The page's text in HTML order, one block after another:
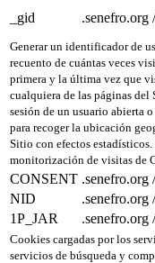
_gid
.senefro.org /
Generar un identificador de
recuento de cuántas veces
primera y la última vez que
cualquiera de las páginas del
sesión de un usuario abierta
para recoger la ubicación
Sitio con efectos
monitorización de visitas de
CONSENT .senefro.org /
NID
.senefro.org /
1P_JAR
.senefro.org /
Cookies cargadas por los
servicios de búsqueda y